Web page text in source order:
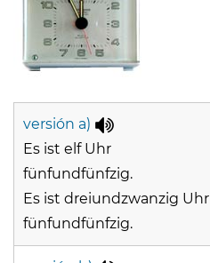
versión a)
Es ist elf Uhr
fünfundfünfzig.
Es ist dreiundzwanzig Uhr
fünfundfünfzig.